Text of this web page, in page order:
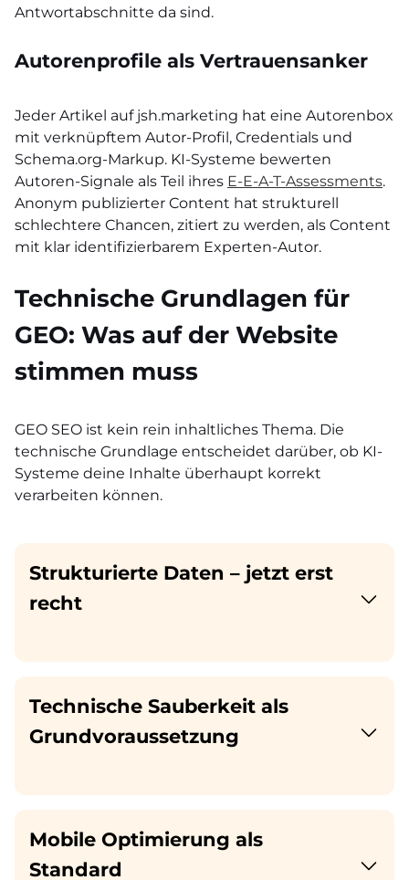
Antwortabschnitte da sind.
Autorenprofile als Vertrauensanker
Jeder Artikel auf jsh.marketing hat eine Autorenbox
mit verknüpftem Autor-Profil, Credentials und
Schema.org-Markup. KI-Systeme bewerten
Autoren-Signale als Teil ihres E-E-A-T-Assessments.
Anonym publizierter Content hat strukturell
schlechtere Chancen, zitiert zu werden, als Content
mit klar identifizierbarem Experten-Autor.
Technische Grundlagen für
GEO: Was auf der Website
stimmen muss
GEO SEO ist kein rein inhaltliches Thema. Die
technische Grundlage entscheidet darüber, ob KI-
Systeme deine Inhalte überhaupt korrekt
verarbeiten können.
Strukturierte Daten – jetzt erst
recht
Technische Sauberkeit als
Grundvoraussetzung
Mobile Optimierung als
Standard